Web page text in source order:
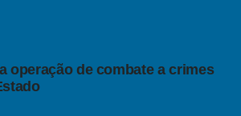
operação de combate a crimes